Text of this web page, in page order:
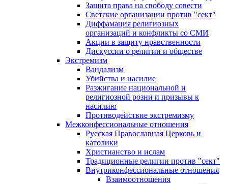
Защита права на свободу совести
Светские организации против "сект"
Диффамация религиозных
организаций и конфликты со СМИ
Акции в защиту нравственности
Дискуссии о религии и обществе
Экстремизм
Вандализм
Убийства и насилие
Разжигание национальной и
религиозной розни и призывы к
насилию
Противодействие экстремизму
Межконфессиональные отношения
Русская Православная Церковь и
католики
Христианство и ислам
Традиционные религии против "сект"
Внутриконфессиональные отношения
Взаимоотношения